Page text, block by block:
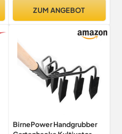
ZUM ANGEBOT
BirnePower Handgrubber